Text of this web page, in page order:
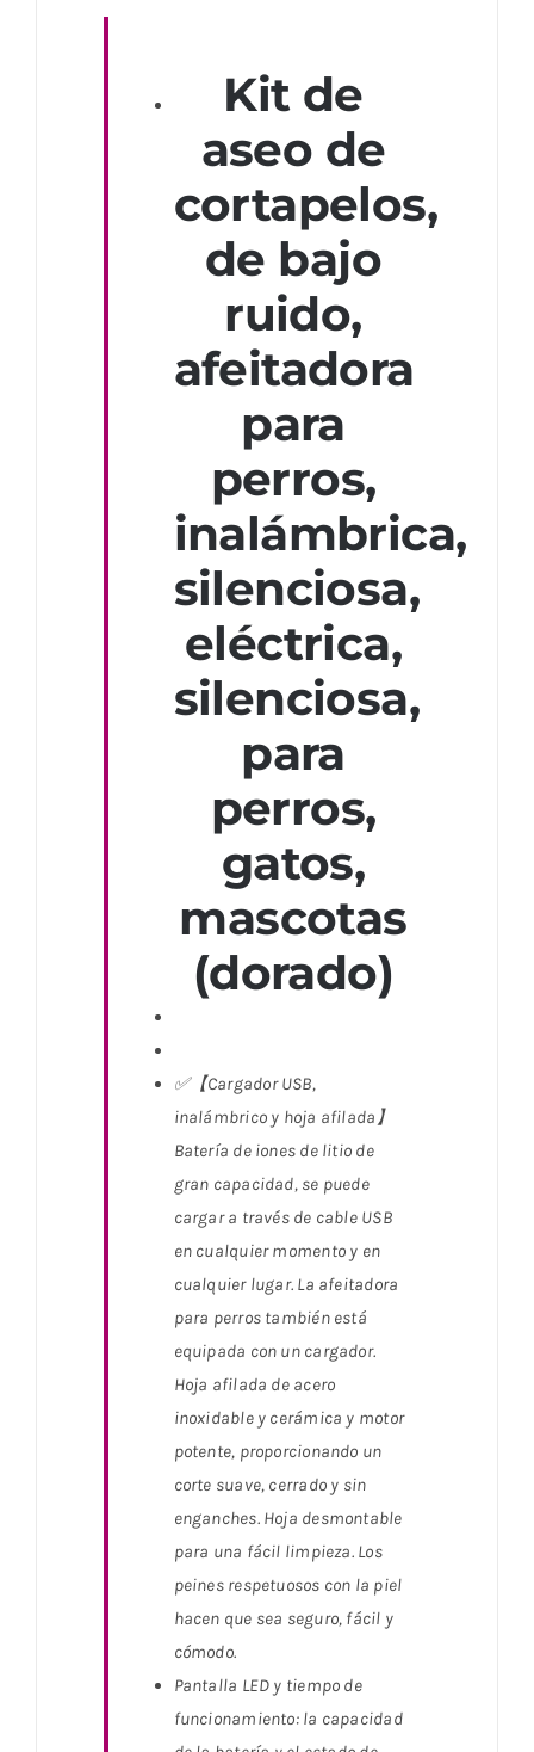
Kit de
aseo de
cortapelos,
de bajo
ruido,
afeitadora
para
perros,
inalámbrica,
silenciosa,
eléctrica,
silenciosa,
para
perros,
gatos,
mascotas
(dorado)
✅【Cargador USB,
inalámbrico y hoja afilada】
Batería de iones de litio de
gran capacidad, se puede
cargar a través de cable USB
en cualquier momento y en
cualquier lugar. La afeitadora
para perros también está
equipada con un cargador.
Hoja afilada de acero
inoxidable y cerámica y motor
potente, proporcionando un
corte suave, cerrado y sin
enganches. Hoja desmontable
para una fácil limpieza. Los
peines respetuosos con la piel
hacen que sea seguro, fácil y
cómodo.
Pantalla LED y tiempo de
funcionamiento: la capacidad